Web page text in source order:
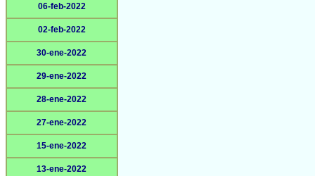
06-feb-2022
02-feb-2022
30-ene-2022
29-ene-2022
28-ene-2022
27-ene-2022
15-ene-2022
13-ene-2022